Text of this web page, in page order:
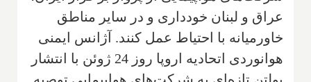
عراق و لبنان خودداری و در سایر مناطق
خاورمیانه با احتیاط عمل کنند. آژانس ایمنی
هوانوردی اتحادیه اروپا روز 24 ژوئن با انتشار